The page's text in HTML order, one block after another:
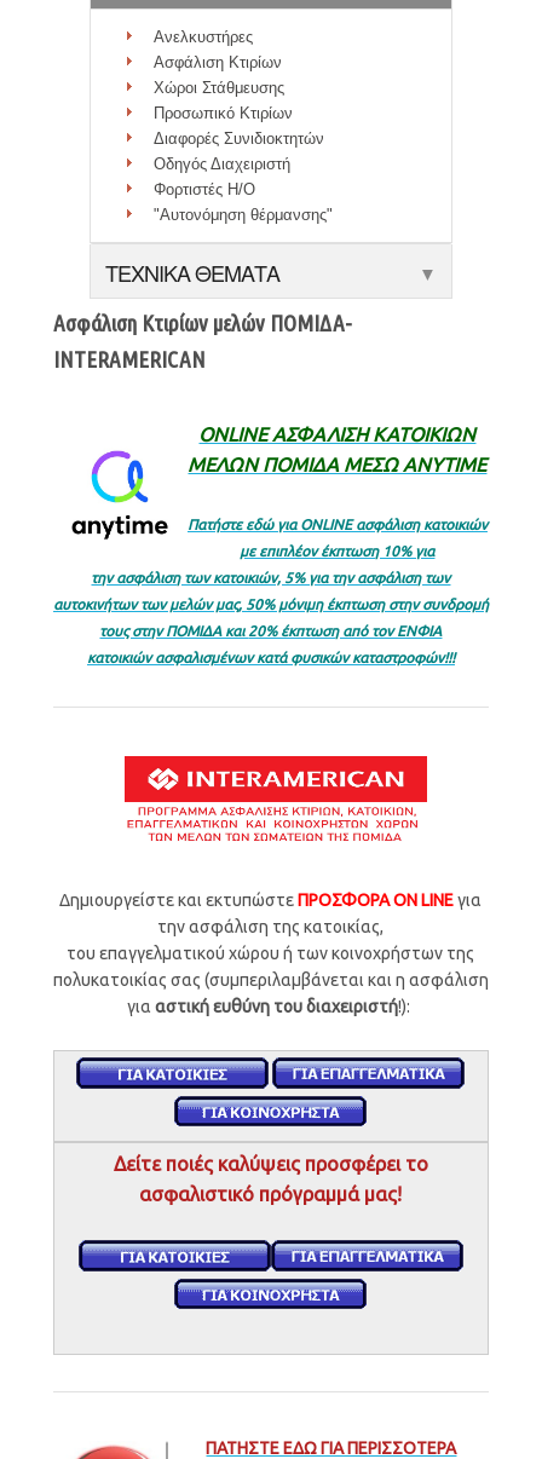
Ανελκυστήρες
Ασφάλιση Κτιρίων
Χώροι Στάθμευσης
Προσωπικό Κτιρίων
Διαφορές Συνιδιοκτητών
Οδηγός Διαχειριστή
Φορτιστές Η/Ο
"Αυτονόμηση θέρμανσης"
ΤΕΧΝΙΚΑ ΘΕΜΑΤΑ ▼
Aσφάλιση Kτιρίων μελών ΠΟΜΙΔΑ-
INTERAMERICAN
ΟΝLINE ΑΣΦΑΛΙΣΗ ΚΑΤΟΙΚΙΩΝ
ΜΕΛΩΝ ΠΟΜΙΔΑ ΜΕΣΩ ΑΝΥΤΙΜΕ
Πατήστε εδώ για ONLINE ασφάλιση κατοικιών
με επιπλέον έκπτωση 10% για
την ασφάλιση των κατοικιών, 5% για την ασφάλιση των
αυτοκινήτων των μελών μας, 50% μόνιμη έκπτωση στην συνδρομή
τους στην ΠΟΜΙΔΑ και 20% έκπτωση από τον ΕΝΦΙΑ
κατοικιών ασφαλισμένων κατά φυσικών καταστροφών!!!
Δημιουργείστε και εκτυπώστεΠΡΟΣΦΟΡΑ ON LINEγια
την ασφάλιση της κατοικίας,
του επαγγελματικού χώρου ή των κοινοχρήστων της
πολυκατοικίας σας (συμπεριλαμβάνεται και η ασφάλιση
γιααστική ευθύνη του διαχειριστή!):
Δείτε ποιές καλύψεις προσφέρει το
ασφαλιστικό πρόγραμμά μας!
ΠΑΤΗΣΤΕ ΕΔΩ ΓΙΑ ΠΕΡΙΣΣΟΤΕΡΑ